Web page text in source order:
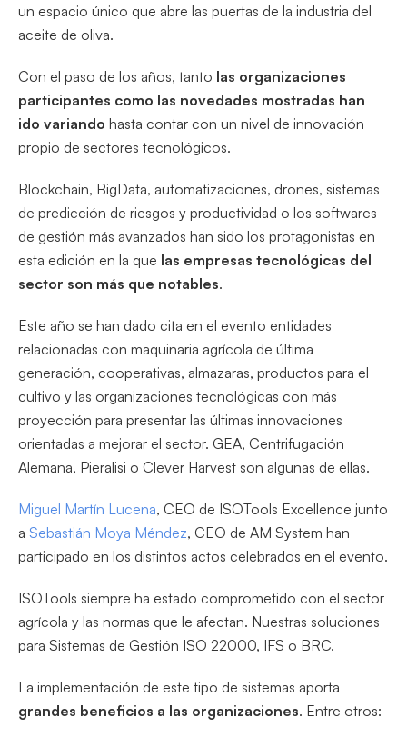
un espacio único que abre las puertas de la industria del
aceite de oliva.
Con el paso de los años, tanto las organizaciones
participantes como las novedades mostradas han
ido variando hasta contar con un nivel de innovación
propio de sectores tecnológicos.
Blockchain, BigData, automatizaciones, drones, sistemas
de predicción de riesgos y productividad o los softwares
de gestión más avanzados han sido los protagonistas en
esta edición en la que las empresas tecnológicas del
sector son más que notables.
Este año se han dado cita en el evento entidades
relacionadas con maquinaria agrícola de última
generación, cooperativas, almazaras, productos para el
cultivo y las organizaciones tecnológicas con más
proyección para presentar las últimas innovaciones
orientadas a mejorar el sector. GEA, Centrifugación
Alemana, Pieralisi o Clever Harvest son algunas de ellas.
Miguel Martín Lucena, CEO de ISOTools Excellence junto
a Sebastián Moya Méndez, CEO de AM System han
participado en los distintos actos celebrados en el evento.
ISOTools siempre ha estado comprometido con el sector
agrícola y las normas que le afectan. Nuestras soluciones
para Sistemas de Gestión ISO 22000, IFS o BRC.
La implementación de este tipo de sistemas aporta
grandes beneficios a las organizaciones. Entre otros: